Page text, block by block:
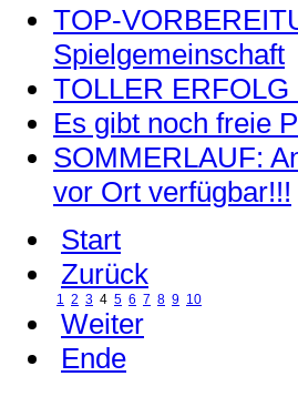
TOP-
Spielgemeinschaft
TOLLER
Es gibt noch freie
SOMMERLAUF:
vor Ort verfügbar!!!
Start
Zurück
1 2 3 4 5 6 7 8 9 10
Weiter
Ende